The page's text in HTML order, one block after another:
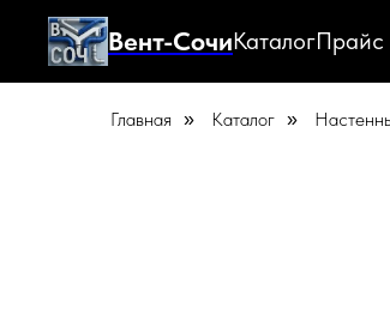
Вент-СочиКаталогПрайс
Главная » Каталог »